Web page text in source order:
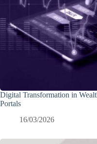
Digital Transformation in
Portals
16/03/2026